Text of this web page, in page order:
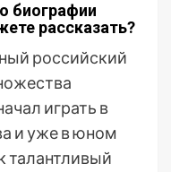
биографии
рассказать?
российский
играть в
и уже в юном
талантливый